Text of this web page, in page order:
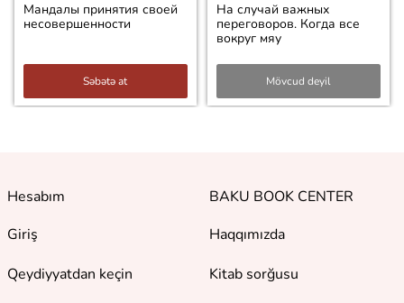
Мандалы принятия своей
несовершенности
Səbətə at
На случай важных
переговоров. Когда все
вокруг мяу
Mövcud deyil
Hesabım
Giriş
Qeydiyyatdan keçin
BAKU BOOK CENTER
Haqqımızda
Kitab sorğusu